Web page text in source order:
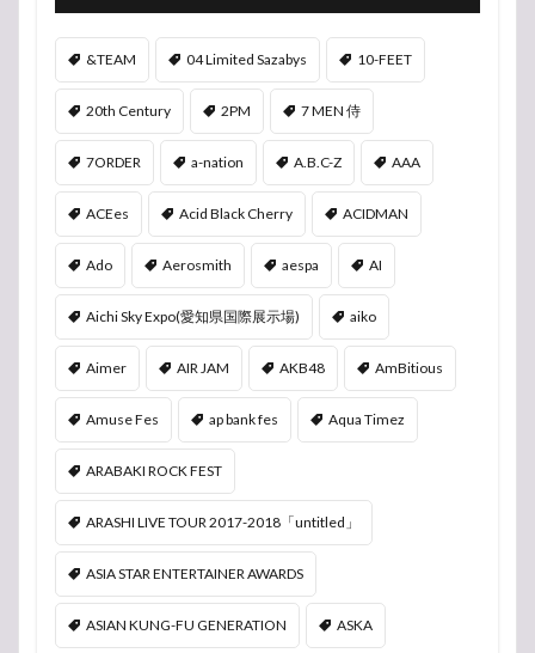
&TEAM 04 Limited Sazabys 10-FEET
20th Century 2PM 7 MEN 侍
7ORDER a-nation A.B.C-Z AAA
ACEes Acid Black Cherry ACIDMAN
Ado Aerosmith aespa AI
Aichi Sky Expo(愛知県国際展示場) aiko
Aimer AIR JAM AKB48 AmBitious
Amuse Fes ap bank fes Aqua Timez
ARABAKI ROCK FEST
ARASHI LIVE TOUR 2017-2018「untitled」
ASIA STAR ENTERTAINER AWARDS
ASIAN KUNG-FU GENERATION ASKA